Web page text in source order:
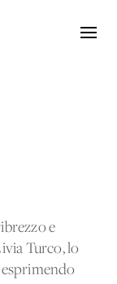
e
Turco, lo